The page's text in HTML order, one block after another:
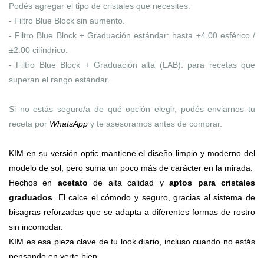
Podés agregar el tipo de cristales que necesites:
- Filtro Blue Block sin aumento.
- Filtro Blue Block + Graduación estándar: hasta ±4.00 esférico /
±2.00 cilíndrico.
- Filtro Blue Block + Graduación alta (LAB): para recetas que
superan el rango estándar.
Si no estás seguro/a de qué opción elegir, podés enviarnos tu
receta por WhatsApp y te asesoramos antes de comprar.
KIM en su versión optic mantiene el diseño limpio y moderno del
modelo de sol, pero suma un poco más de carácter en la mirada.
Hechos en acetato de alta calidad yaptos para cristales
graduados . El calce el cómodo y seguro, gracias al sistema de
bisagras reforzadas que se adapta a diferentes formas de rostro
sin incomodar.
KIM es esa pieza clave de tu look diario, incluso cuando no estás
pensando en verte bien.